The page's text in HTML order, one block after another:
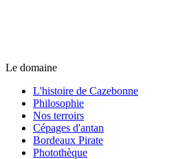
Le domaine
L'histoire de Cazebonne
Philosophie
Nos terroirs
Cépages d'antan
Bordeaux Pirate
Photothèque